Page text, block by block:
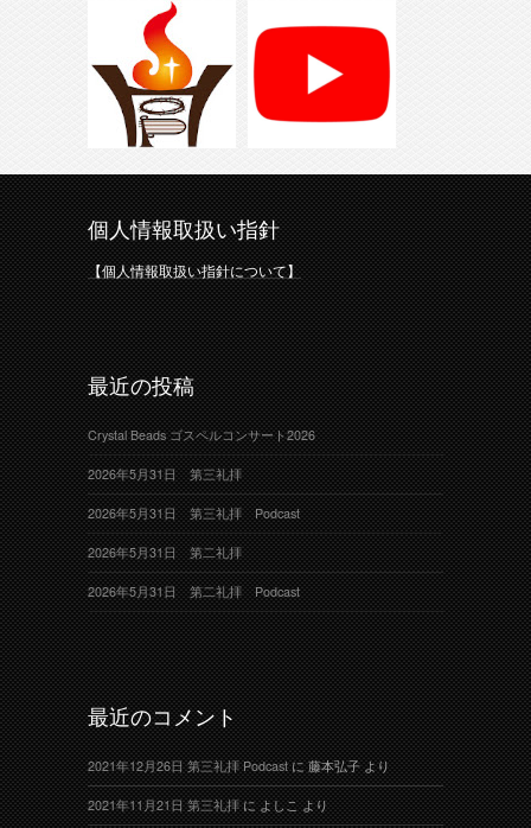
個人情報取扱い指針
【個人情報取扱い指針について】
最近の投稿
Crystal Beads ゴスペルコンサート2026
2026年5月31日 第三礼拝
2026年5月31日 第三礼拝 Podcast
2026年5月31日 第二礼拝
2026年5月31日 第二礼拝 Podcast
最近のコメント
2021年12月26日 第三礼拝 Podcastに藤本弘子より
2021年11月21日 第三礼拝によしこより